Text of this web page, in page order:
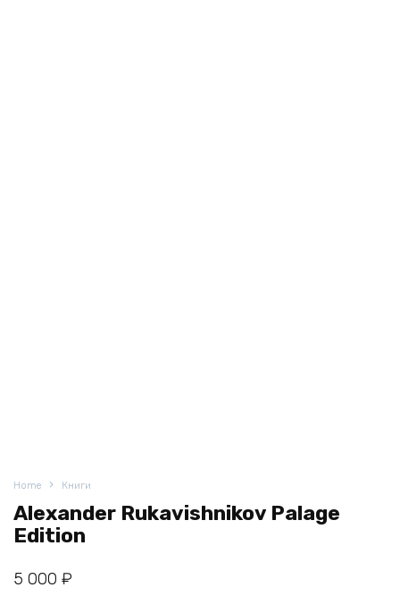
Home Книги
Alexander Rukavishnikov Palage
Edition
5 000 ₽